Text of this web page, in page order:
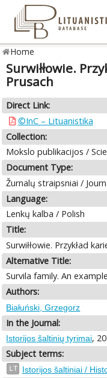
Home
Surwiłłowie.
Prusach
Direct Link:
©InC – Lituanistika
Collection:
Mokslo publikacijos /
Document Type:
Žurnalų straipsniai /
Language:
Lenkų kalba / Polish
Title:
Surwiłłowie. Przykład
Alternative Title:
Survila family. An
Authors:
Białuński, Grzegorz
In the Journal:
Istorijos šaltinių tyrimai,
Subject terms:
LT Istorijos šaltiniai /